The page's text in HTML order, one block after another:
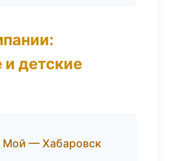
детские
Мой — Хабаровск